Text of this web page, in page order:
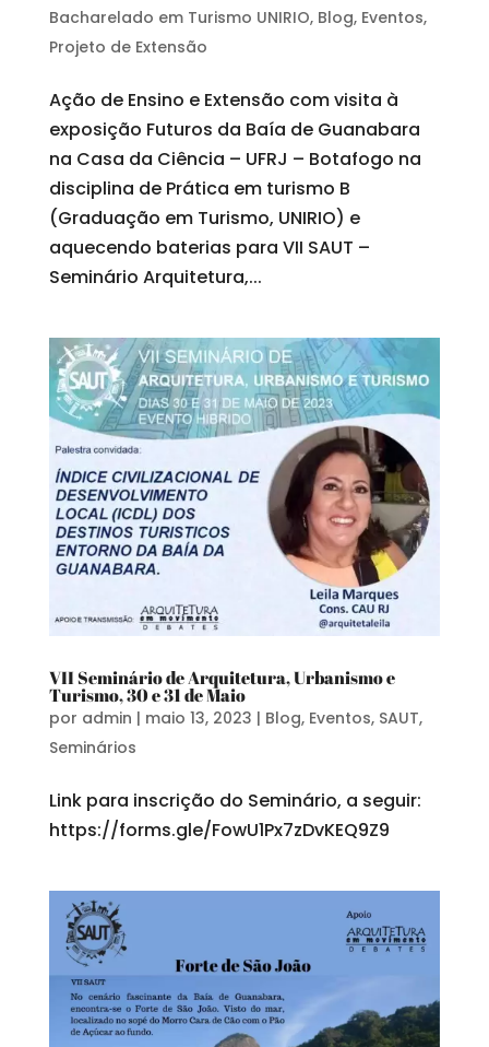
Bacharelado em Turismo UNIRIO, Blog, Eventos,
Projeto de Extensão
Ação de Ensino e Extensão com visita à
exposição Futuros da Baía de Guanabara
na Casa da Ciência – UFRJ – Botafogo na
disciplina de Prática em turismo B
(Graduação em Turismo, UNIRIO) e
aquecendo baterias para VII SAUT –
Seminário Arquitetura,...
VII Seminário de Arquitetura, Urbanismo e
Turismo, 30 e 31 de Maio
por admin | maio 13, 2023 | Blog, Eventos, SAUT,
Seminários
Link para inscrição do Seminário, a seguir:
https://forms.gle/FowU1Px7zDvKEQ9Z9